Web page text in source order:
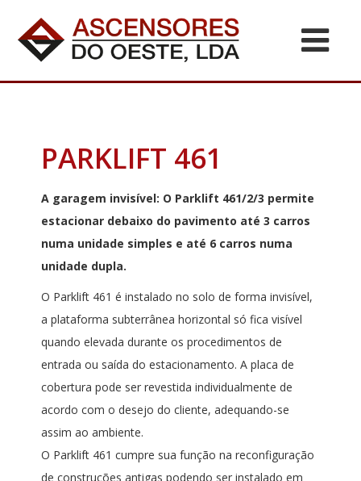
PARKLIFT 461
A garagem invisível: O Parklift 461/2/3 permite
estacionar debaixo do pavimento até 3 carros
numa unidade simples e até 6 carros numa
unidade dupla.
O Parklift 461 é instalado no solo de forma invisível,
a plataforma subterrânea horizontal só fica visível
quando elevada durante os procedimentos de
entrada ou saída do estacionamento. A placa de
cobertura pode ser revestida individualmente de
acordo com o desejo do cliente, adequando-se
assim ao ambiente.
O Parklift 461 cumpre sua função na reconfiguração
de construções antigas podendo ser instalado em